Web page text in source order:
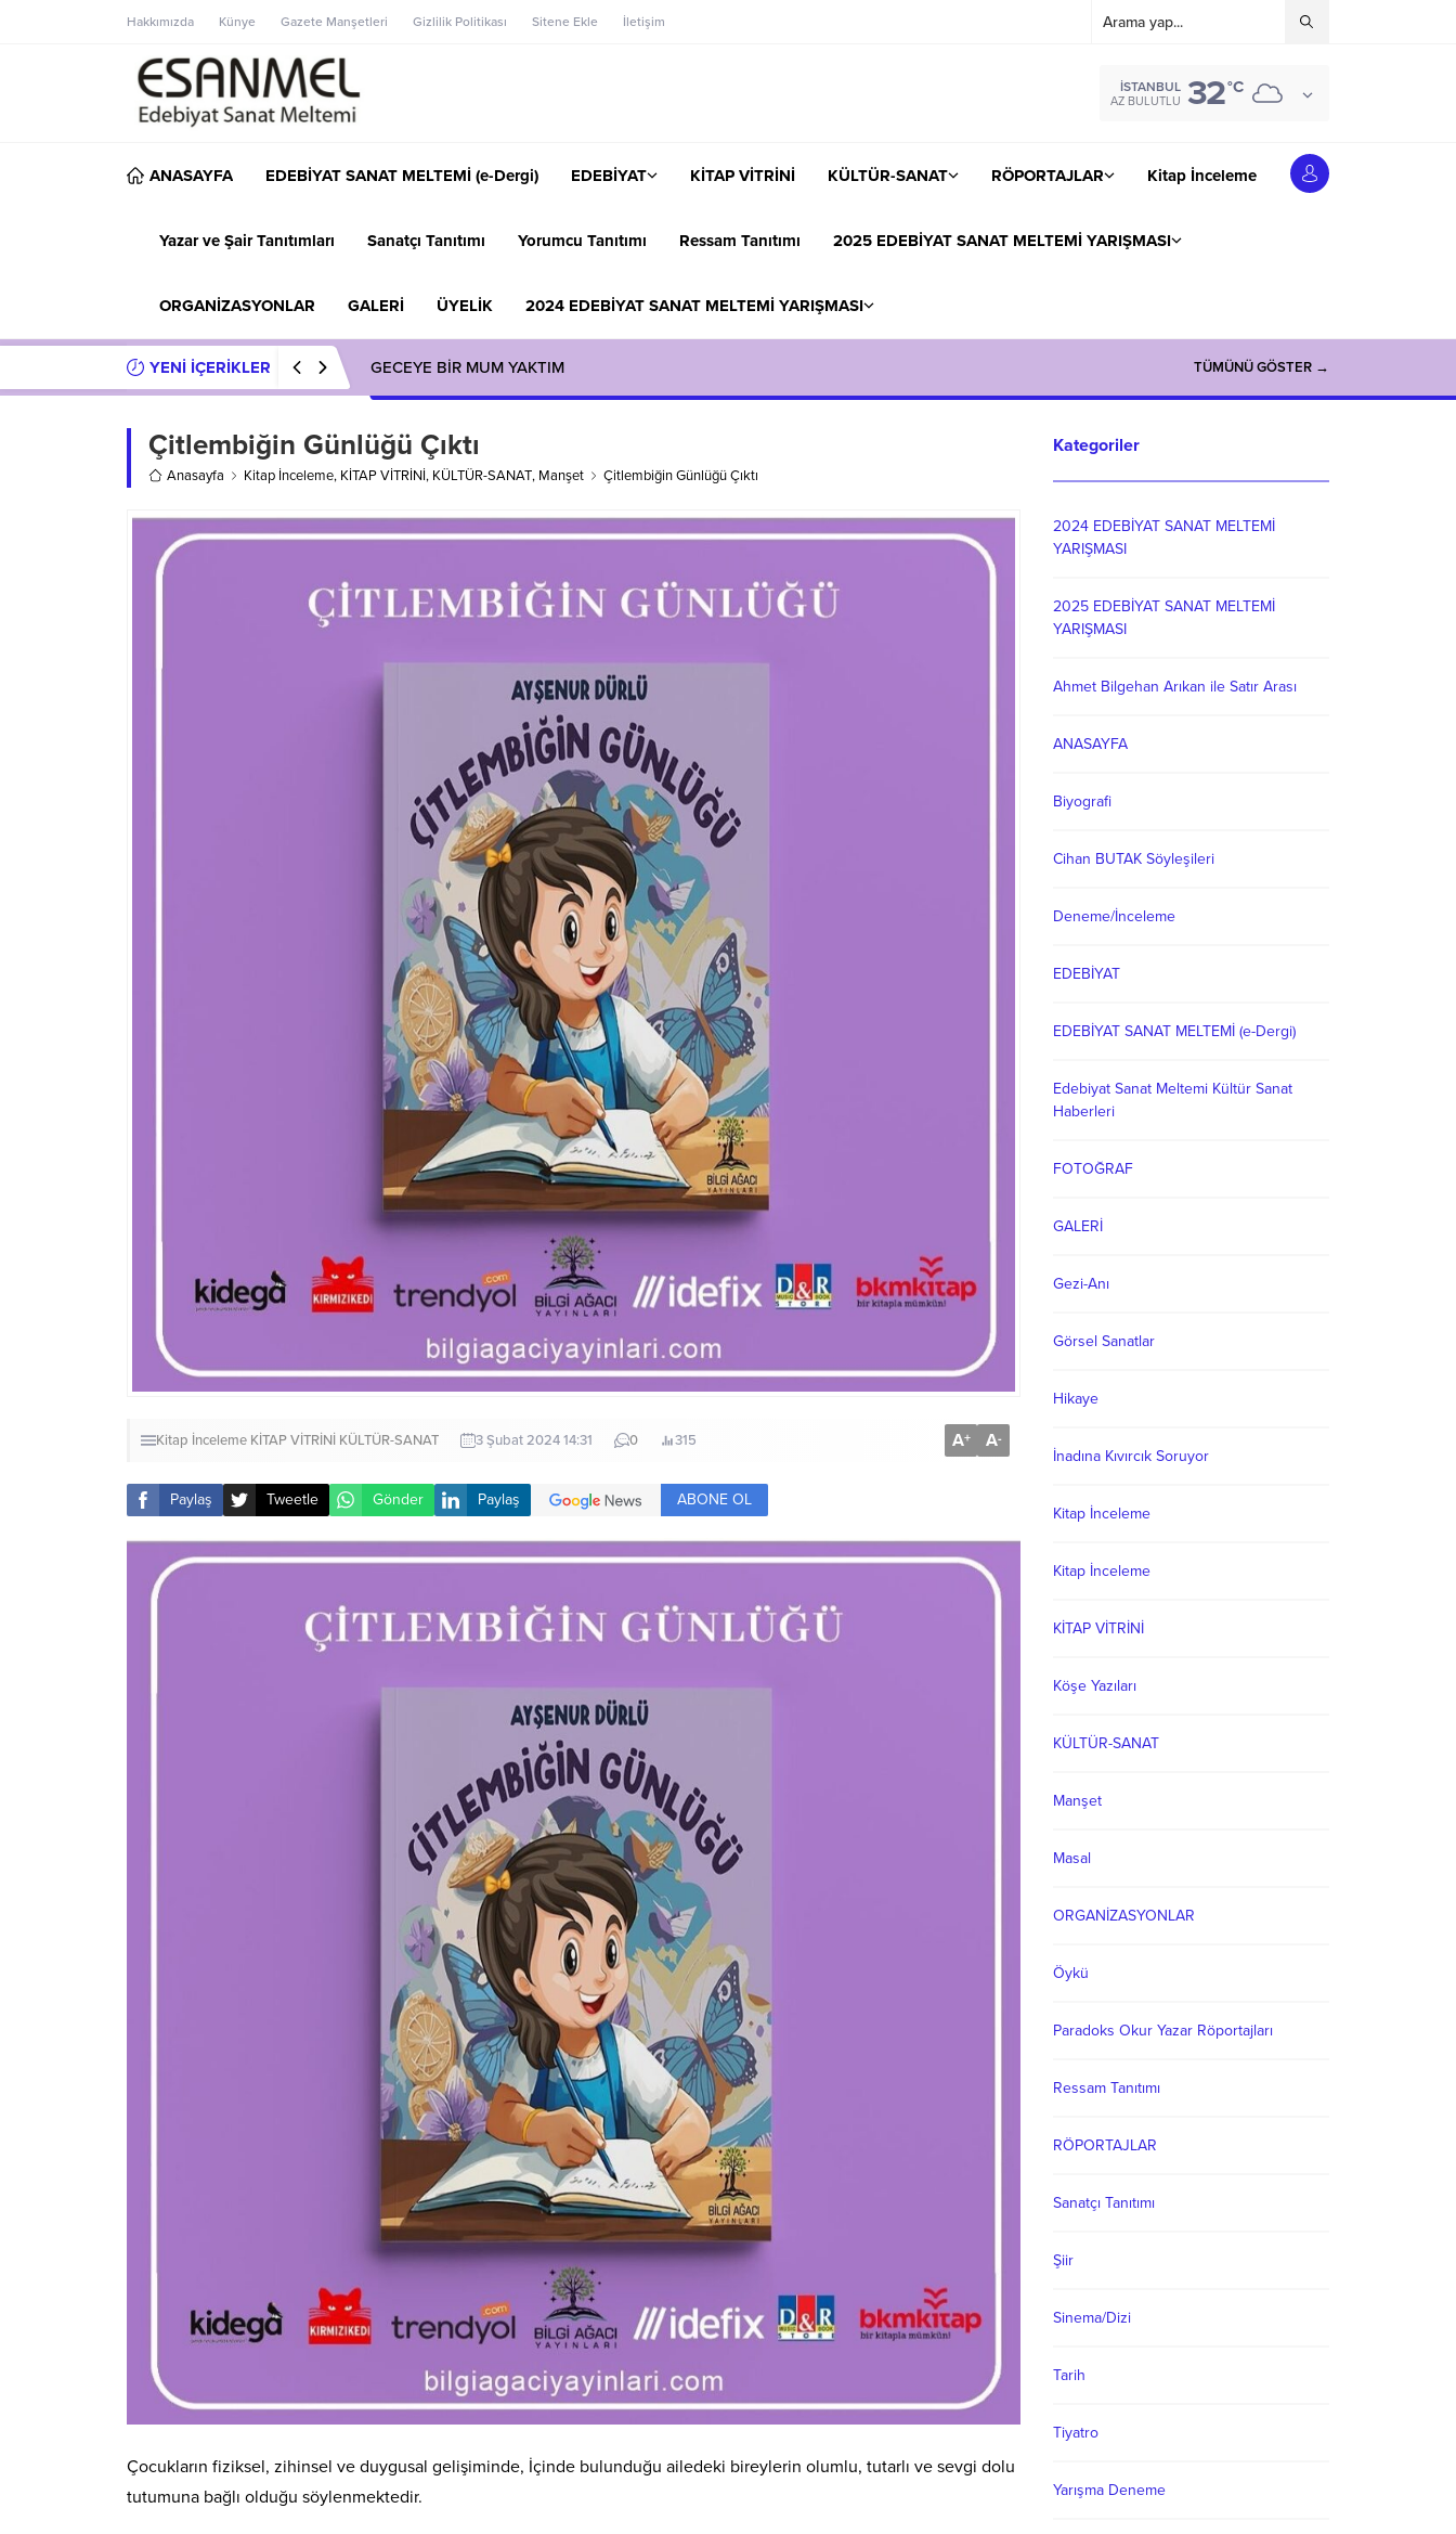
Hakkımızda Künye Gazete Manşetleri Gizlilik Politikası Sitene Ekle İletişim
İSTANBUL
AZ BULUTLU 32°C
ANASAYFA EDEBİYAT SANAT MELTEMİ (e-Dergi) EDEBİYAT KİTAP VİTRİNİ KÜLTÜR-SANAT RÖPORTAJLAR Kitap İnceleme
Yazar ve Şair Tanıtımları Sanatçı Tanıtımı Yorumcu Tanıtımı Ressam Tanıtımı 2025 EDEBİYAT SANAT MELTEMİ YARIŞMASI
ORGANİZASYONLAR GALERİ ÜYELİK 2024 EDEBİYAT SANAT MELTEMİ YARIŞMASI
YENİ İÇERİKLER GECEYE BİR MUM YAKTIM TÜMÜNÜ GÖSTER →
Çitlembiğin Günlüğü Çıktı
Anasayfa Kitap İnceleme, KİTAP VİTRİNİ, KÜLTÜR-SANAT, Manşet Çitlembiğin Günlüğü Çıktı
Kitap İnceleme KİTAP VİTRİNİ KÜLTÜR-SANAT 3 Şubat 2024 14:31 0 315 A+ A-
Paylaş Tweetle Gönder Paylaş ABONE OL
Çocukların fiziksel, zihinsel ve duygusal gelişiminde, İçinde bulunduğu ailedeki bireylerin olumlu, tutarlı ve sevgi dolu
tutumuna bağlı olduğu söylenmektedir.
Kategoriler
2024 EDEBİYAT SANAT MELTEMİ
YARIŞMASI
2025 EDEBİYAT SANAT MELTEMİ
YARIŞMASI
Ahmet Bilgehan Arıkan ile Satır Arası
ANASAYFA
Biyografi
Cihan BUTAK Söyleşileri
Deneme/İnceleme
EDEBİYAT
EDEBİYAT SANAT MELTEMİ (e-Dergi)
Edebiyat Sanat Meltemi Kültür Sanat
Haberleri
FOTOĞRAF
GALERİ
Gezi-Anı
Görsel Sanatlar
Hikaye
İnadına Kıvırcık Soruyor
Kitap İnceleme
Kitap İnceleme
KİTAP VİTRİNİ
Köşe Yazıları
KÜLTÜR-SANAT
Manşet
Masal
ORGANİZASYONLAR
Öykü
Paradoks Okur Yazar Röportajları
Ressam Tanıtımı
RÖPORTAJLAR
Sanatçı Tanıtımı
Şiir
Sinema/Dizi
Tarih
Tiyatro
Yarışma Deneme